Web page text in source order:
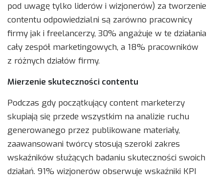
pod uwagę tylko liderów i wizjonerów) za tworzenie
contentu odpowiedzialni są zarówno pracownicy
firmy jak i freelancerzy, 30% angażuje w te działania
cały zespół marketingowych, a 18% pracowników
z różnych działów firmy.
Mierzenie skuteczności contentu
Podczas gdy początkujący content marketerzy
skupiają się przede wszystkim na analizie ruchu
generowanego przez publikowane materiały,
zaawansowani twórcy stosują szeroki zakres
wskaźników służących badaniu skuteczności swoich
działań. 91% wizjonerów obserwuje wskaźniki KPI